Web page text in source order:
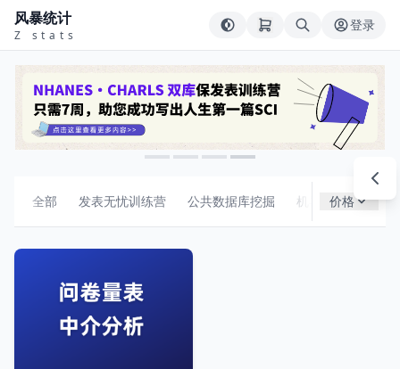
风暴统计
Z stats
登录
全部 发表无忧训练营 公共数据库挖掘 机器学习 组合
价格